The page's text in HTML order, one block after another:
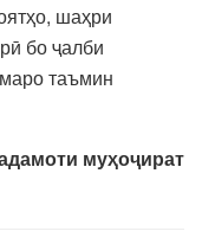
шаҳри
бо ҷалби
таъмин
муҳоҷират